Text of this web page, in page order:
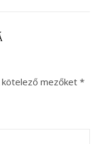
kötelező mezőket *